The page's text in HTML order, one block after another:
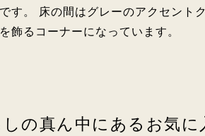
す。 床の間はグレーのアクセント
飾るコーナーになっています。
の真ん中にあるお気に